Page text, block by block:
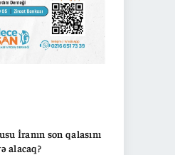
İranın son qalasını
alacaq?